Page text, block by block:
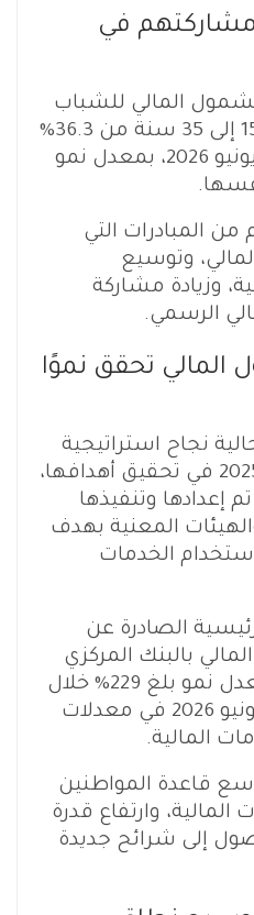
في
المالي للشباب
في الفئة العمرية من 15 إلى 35 سنة من 36.3%
عام 2020 إلى 58% في يونيو 2026، بمعدل نمو
المبادرات التي
وتوسيع
وزيادة مشاركة
الرسمي.
المالي تحقق نموًا
نجاح استراتيجية
الشمول المالي 2022-2025 في تحقيق أهدافها،
إعدادها وتنفيذها
المعنية بهدف
الخدمات
الصادرة عن
بالبنك المركزي
المصري عن تحقيق معدل نمو بلغ 229% خلال
الفترة من 2016 وحتى يونيو 2026 في معدلات
المالية.
قاعدة المواطنين
وارتفاع قدرة
إلى شرائح جديدة